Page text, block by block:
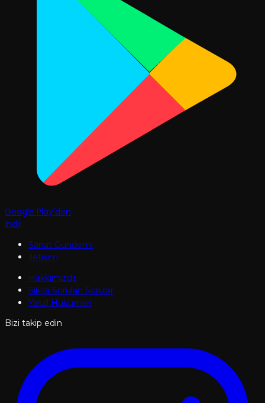
Google Play'den
İndir
Sanat Gündemi
İletişim
Hakkımızda
Sıkça Sorulan Sorular
Yasal Hükümler
Bizi takip edin